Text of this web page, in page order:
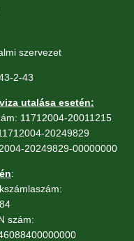
szervezet
2-43
utalása esetén:
11712004-20011215
20249829
20249829-00000000
:
szám: